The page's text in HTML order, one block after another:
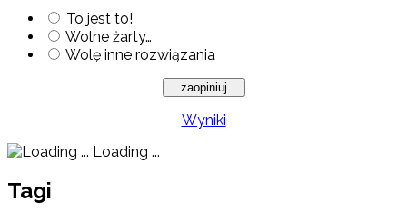
To jest to!
Wolne żarty…
Wolę inne rozwiązania
Wyniki
Loading ...
Tagi